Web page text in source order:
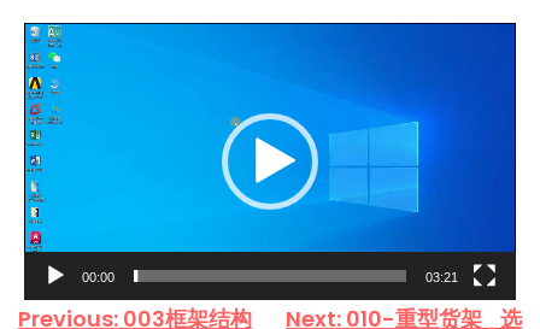
视
频
播
放
器
00:00 03:21
文Previous: 003框架结构
Next: 010-重型货架_选